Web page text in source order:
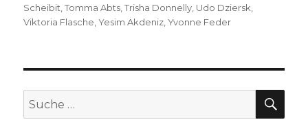
Scheibit ,Tomma Abts ,Trisha Donnelly Udo Dziersk
Viktoria Flasche ,Yesim Akdeniz ,Yvonne Feder
Suche
nach: